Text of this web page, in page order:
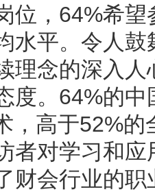
位，64%希
水平。令人
理念的深入
度。64%的
，高于52%
者对学习和
财会行业的